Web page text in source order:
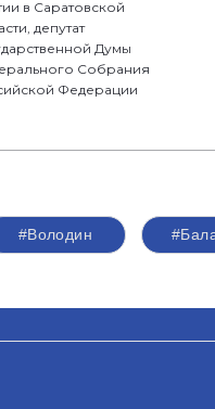
в Саратовской
депутат
Думы
Собрания
Федерации
#Володин